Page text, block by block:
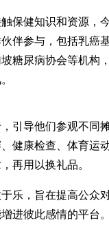
保健知识和资源，
伴参与，包括乳癌
糖尿病协会等机构
引导他们参观不同
健康检查、体育运
再用以换礼品。
乐，旨在提高公众
进彼此感情的平台。